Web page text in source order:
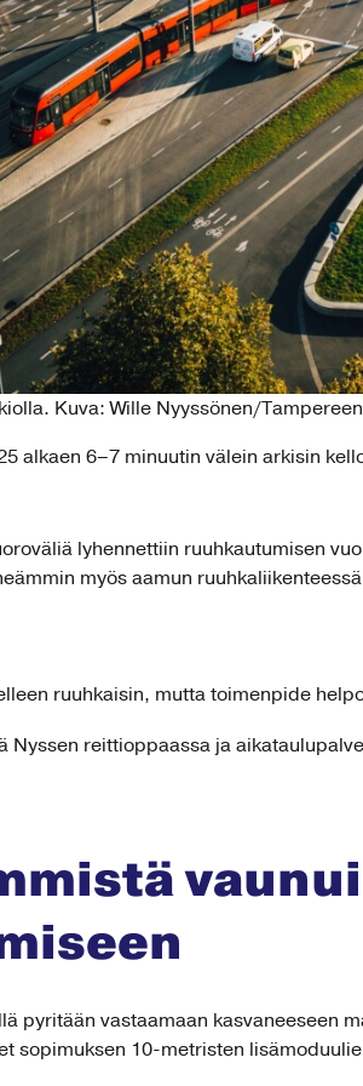
Kuva: Wille Nyyssönen/
alkaen 6–7 minuutin välein arkisin
lyhennettiin ruuhkautumisen
myös aamun
ruuhkaisin, mutta toimenpide
Nyssen reittioppaassa ja
pyritään vastaamaan kasvaneeseen
sopimuksen 10-metristen